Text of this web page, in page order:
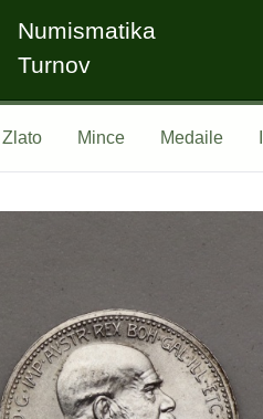
Numismatika
Turnov
Zlato Mince Medaile